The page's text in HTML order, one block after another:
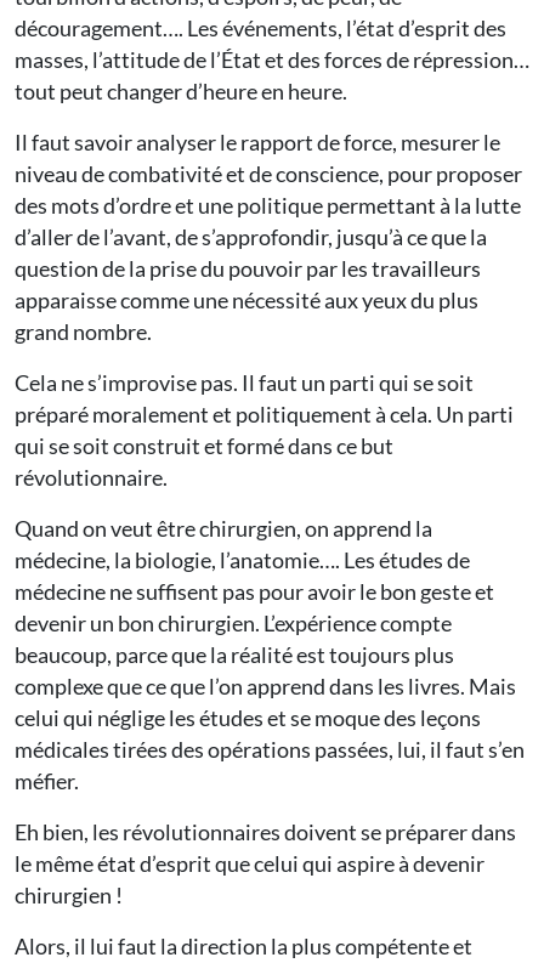
découragement…. Les événements, l’état d’esprit des
masses, l’attitude de l’État et des forces de répression…
tout peut changer d’heure en heure.
Il faut savoir analyser le rapport de force, mesurer le
niveau de combativité et de conscience, pour proposer
des mots d’ordre et une politique permettant à la lutte
d’aller de l’avant, de s’approfondir, jusqu’à ce que la
question de la prise du pouvoir par les travailleurs
apparaisse comme une nécessité aux yeux du plus
grand nombre.
Cela ne s’improvise pas. Il faut un parti qui se soit
préparé moralement et politiquement à cela. Un parti
qui se soit construit et formé dans ce but
révolutionnaire.
Quand on veut être chirurgien, on apprend la
médecine, la biologie, l’anatomie…. Les études de
médecine ne suffisent pas pour avoir le bon geste et
devenir un bon chirurgien. L’expérience compte
beaucoup, parce que la réalité est toujours plus
complexe que ce que l’on apprend dans les livres. Mais
celui qui néglige les études et se moque des leçons
médicales tirées des opérations passées, lui, il faut s’en
méfier.
Eh bien, les révolutionnaires doivent se préparer dans
le même état d’esprit que celui qui aspire à devenir
chirurgien !
Alors, il lui faut la direction la plus compétente et